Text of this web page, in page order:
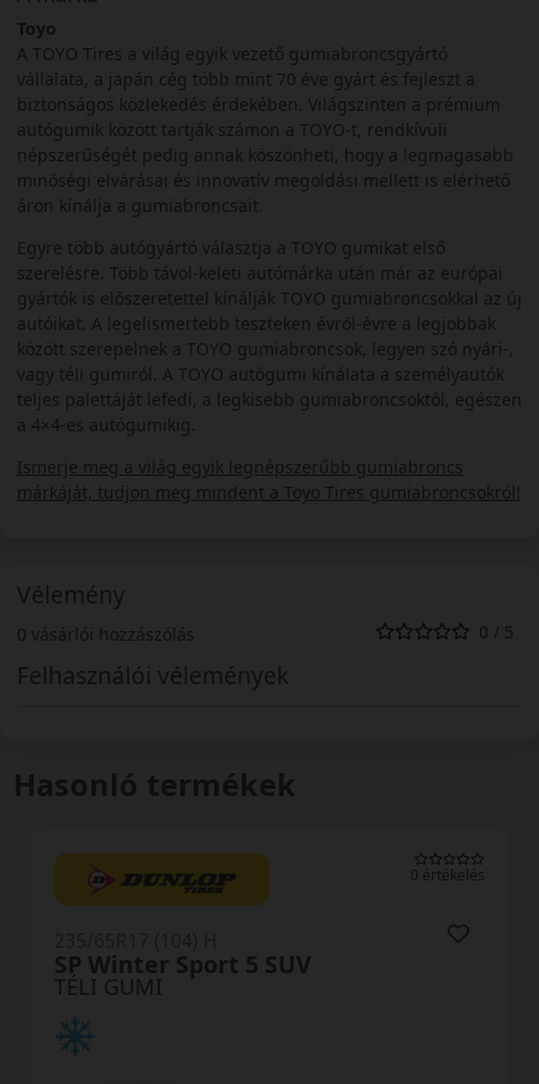
Toyo
A TOYO Tires a világ egyik vezető gumiabroncsgyártó
vállalata, a japán cég több mint 70 éve gyárt és fejleszt a
biztonságos közlekedés érdekében. Világszinten a prémium
autógumik között tartják számon a TOYO-t, rendkívüli
népszerűségét pedig annak köszönheti, hogy a legmagasabb
minőségi elvárásai és innovatív megoldási mellett is elérhető
áron kínálja a gumiabroncsait.
Egyre több autógyártó választja a TOYO gumikat első
szerelésre. Több távol-keleti autómárka után már az európai
gyártók is előszeretettel kínálják TOYO gumiabroncsokkal az új
autóikat. A legelismertebb teszteken évről-évre a legjobbak
között szerepelnek a TOYO gumiabroncsok, legyen szó nyári-,
vagy téli gumiról. A TOYO autógumi kínálata a személyautók
teljes palettáját lefedi, a legkisebb gumiabroncsoktól, egészen
a 4×4-es autógumikig.
Ismerje meg a világ egyik legnépszerűbb gumiabroncs
márkáját, tudjon meg mindent a Toyo Tires gumiabroncsokról!
Vélemény
0 vásárlói hozzászólás 0 / 5
Felhasználói vélemények
Hasonló termékek
0 értékelés
TÉLI GUMI
Scorpion Winter XL